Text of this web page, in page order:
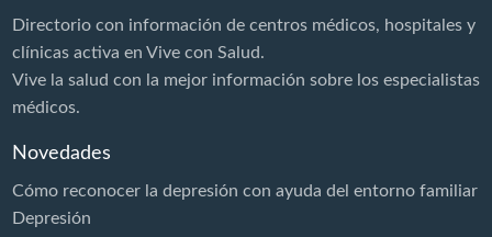
Directorio con información de centros médicos, hospitales y
clínicas activa en Vive con Salud.
Vive la salud con la mejor información sobre los especialistas
médicos.
Novedades
Cómo reconocer la depresión con ayuda del entorno familiar
Depresión